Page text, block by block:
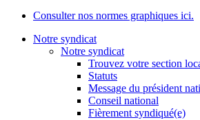
Consulter nos normes graphiques ici.
Notre syndicat
Notre syndicat
Trouvez votre section
Statuts
Message du président
Conseil national
Fièrement syndiqué(e)